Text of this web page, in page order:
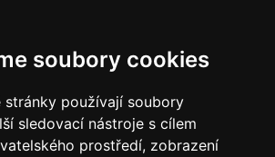
soubory cookies
stránky používají soubory
sledovací nástroje s cílem
prostředí, zobrazení